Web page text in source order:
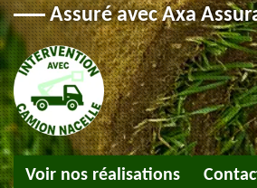
Assuré avec Axa
Voir nos réalisations